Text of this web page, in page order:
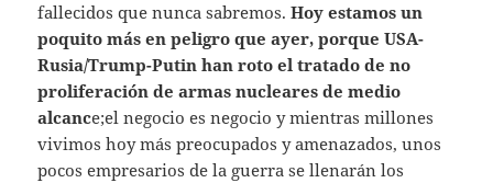
fallecidos que nunca sabremos.Hoy estamos un
poquito más en peligro que ayer, porque USA-
Rusia/Trump-Putin han roto el tratado de no
proliferación de armas nucleares de medio
alcance;el negocio es negocio y mientras millones
vivimos hoy más preocupados y amenazados, unos
pocos empresarios de la guerra se llenarán los